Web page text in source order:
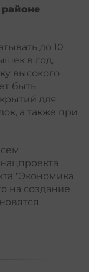
до 10
в год,
высокого
быть
для
а также при
"Экономика
на создание